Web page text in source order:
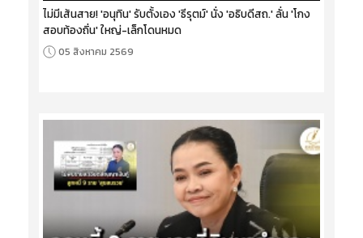
ไม่มีเส้นสาย! 'อนุทิน' รับตั้งเอง 'ธีรุตม์' นั่ง 'อธิบดีสถ.' ลั่น 'โกง
สอบท้องถิ่น' ใหญ่-เล็กโดนหมด
05 สิงหาคม 2569